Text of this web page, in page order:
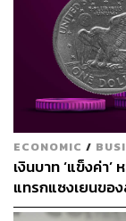
ECONOMIC /
เงินบาท ‘แข็งค่า
แทรกแซงเยนข
เปิดเป้าสิ้นปีนี้จ่อ